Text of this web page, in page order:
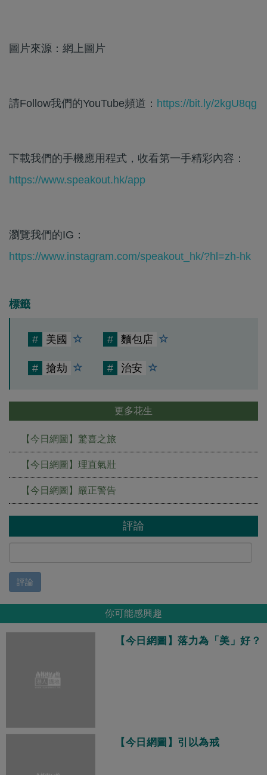
圖片來源：網上圖片
請Follow我們的YouTube頻道： https://bit.ly/2kgU8qg
下載我們的手機應用程式，收看第一手精彩內容：
https://www.speakout.hk/app
瀏覽我們的IG：
https://www.instagram.com/speakout_hk/?hl=zh-hk
標籤
# 美國 # 麵包店
# 搶劫 # 治安
更多花生
【今日網圖】驚喜之旅
【今日網圖】理直氣壯
【今日網圖】嚴正警告
評論
評論
你可能感興趣
【今日網圖】落力為「美」好？
【今日網圖】引以為戒